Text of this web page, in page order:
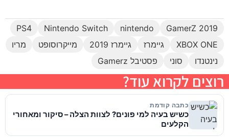
GamerZ 2019
nintendo
Nintendo Switch
PS4
XBOX ONE
גיימרז גיימרז 2019 מייקרוסופט
מריו
נינטנדו
סוני פסטיבל Gamerz
רוצים לקרוא עוד?
כתבה קודמת
כשיש בעיה למי פונים? לצוות הצלה – סיקור ומאחורי
הקלעים